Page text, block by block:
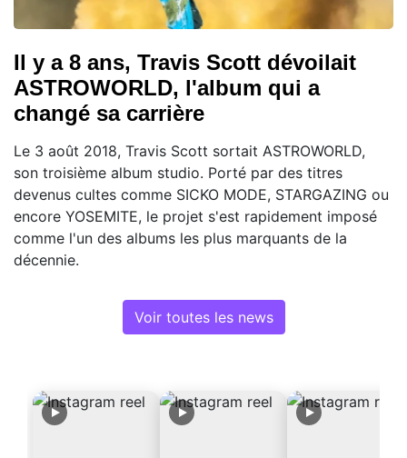
Il y a 8 ans, Travis Scott dévoilait
ASTROWORLD, l'album qui a
changé sa carrière
Le 3 août 2018, Travis Scott sortait ASTROWORLD,
son troisième album studio. Porté par des titres
devenus cultes comme SICKO MODE, STARGAZING ou
encore YOSEMITE, le projet s'est rapidement imposé
comme l'un des albums les plus marquants de la
décennie.
Voir toutes les news